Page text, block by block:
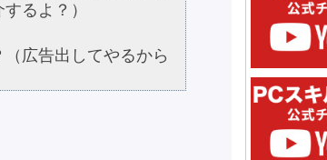
るよ？）
広告出してやるから